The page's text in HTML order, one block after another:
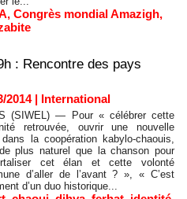
, Congrès mondial Amazigh,
: Rencontre des pays
2014| International
(SIWEL) — Pour « célébrer cette
retrouvée, ouvrir une nouvelle
la coopération kabylo-chaouis,
plus naturel que la chanson pour
cet élan et cette volonté
d’aller de l’avant ? », « C’est
d’un duo historique...